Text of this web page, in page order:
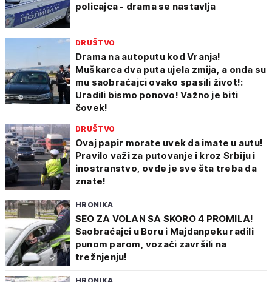
policajca - drama se nastavlja
DRUŠTVO
Drama na autoputu kod Vranja!
Muškarca dva puta ujela zmija, a onda su
mu saobraćajci ovako spasili život!:
Uradili bismo ponovo! Važno je biti
čovek!
DRUŠTVO
Ovaj papir morate uvek da imate u autu!
Pravilo važi za putovanje i kroz Srbiju i
inostranstvo, ovde je sve šta treba da
znate!
HRONIKA
SEO ZA VOLAN SA SKORO 4 PROMILA!
Saobraćajci u Boru i Majdanpeku radili
punom parom, vozači završili na
trežnjenju!